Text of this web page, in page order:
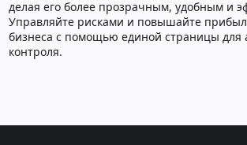
делая его более прозрачным, удобным и
Управляйте рисками и повышайте
бизнеса с помощью единой страницы для
контроля.